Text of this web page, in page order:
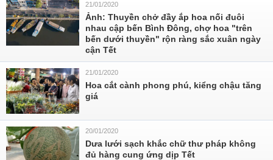
21/01/2020
Ảnh: Thuyền chở đầy ắp hoa nối đuôi
nhau cập bến Bình Đông, chợ hoa "trên
bến dưới thuyền" rộn ràng sắc xuân ngày
cận Tết
21/01/2020
Hoa cắt cành phong phú, kiểng chậu tăng
giá
20/01/2020
Dưa lưới sạch khắc chữ thư pháp không
đủ hàng cung ứng dịp Tết